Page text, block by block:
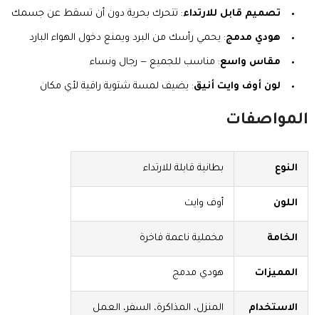
تصميم قابل للارتداء: تتحرك بحرية دون أن تسقط عن جسمك
هودي مدمج: يحمي رأسك من البرد ويمنع دخول الهواء البارد
مقاس واسع: مناسب للجميع — رجال ونساء
لون أوف وايت أنيق: يضيف لمسة شتوية راقية لأي مكان
المواصفات
النوع بطانية قابلة للارتداء
اللون أوف وايت
الخامة مخملية ناعمة فاخرة
المميزات هودي مدمج
الاستخدام المنزل، المذاكرة، السفر، العمل